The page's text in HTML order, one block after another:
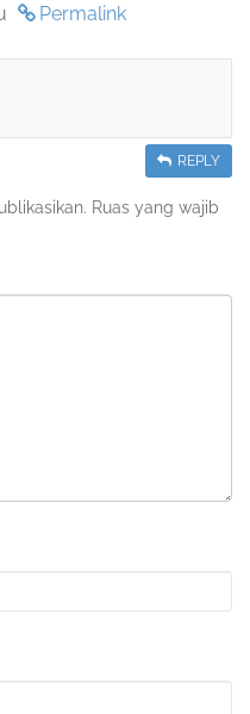
Permalink
REPLY
Ruas yang wajib